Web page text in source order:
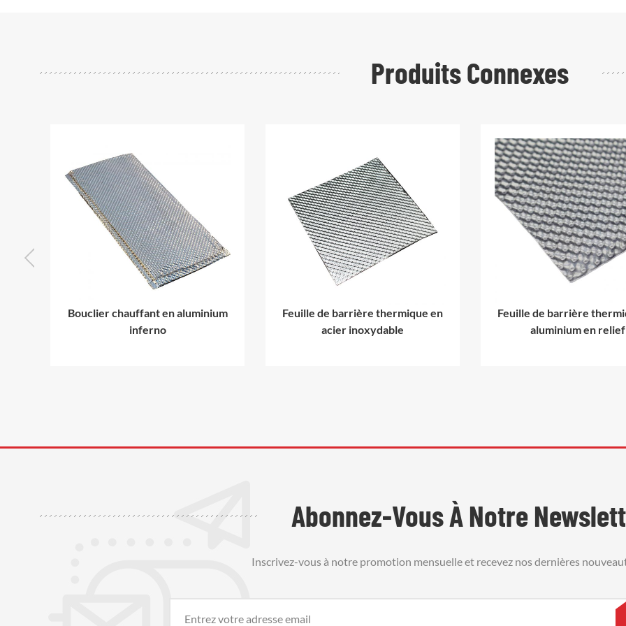
Produits Connexes
Bouclier chauffant en aluminium
inferno
Feuille de barrière thermique en
acier inoxydable
Feuille de barrière
aluminium en relief
Abonnez-Vous À Notre
Inscrivez-vous à notre promotion mensuelle et recevez nos dernières